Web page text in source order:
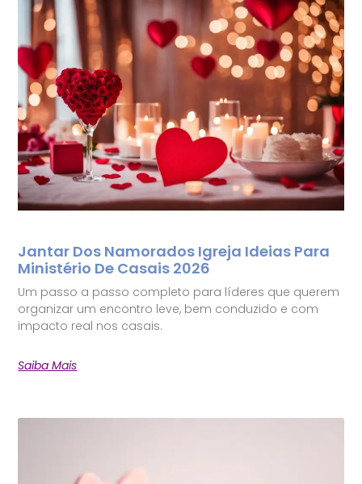
Jantar Dos Namorados Igreja Ideias Para
Ministério De Casais 2026
Um passo a passo completo para líderes que querem
organizar um encontro leve, bem conduzido e com
impacto real nos casais.
Saiba Mais